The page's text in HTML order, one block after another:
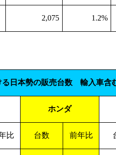
2,075 1.2%
る日本勢の販売台数 輸入車含
ホンダ
比 台数 前年比